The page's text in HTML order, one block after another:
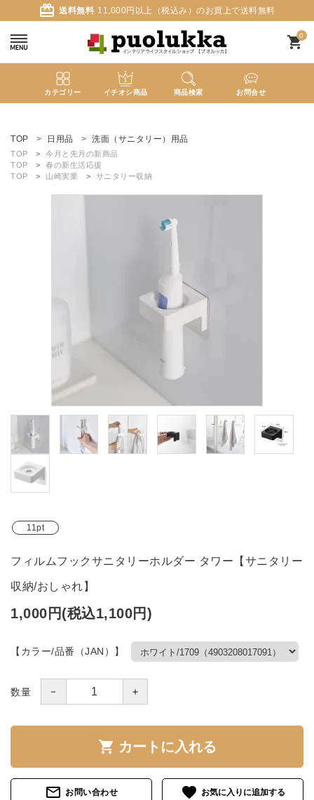
card_giftcard 送料無料 11,000円以上（税込み）のお買上で送料無料
0
shopping_cart
カテゴリー イチオシ商品 商品検索 お問合せ
ようこそ ゲスト 様
meeting_room ログイン person 新規会員登録
search
TOP 日用品 洗面（サニタリー）用品
TOP
今月と先月の新商品
TOP
春の新生活応援
TOP
山崎実業 サニタリー収納
11pt
フィルムフックサニタリーホルダー タワー【サニタリー
収納/おしゃれ】
1,000円(税込1,100円)
【カラー/品番（JAN）】
数量 － ＋
shopping_cart カートに入れる
mail_outline お問い合わせ favorite